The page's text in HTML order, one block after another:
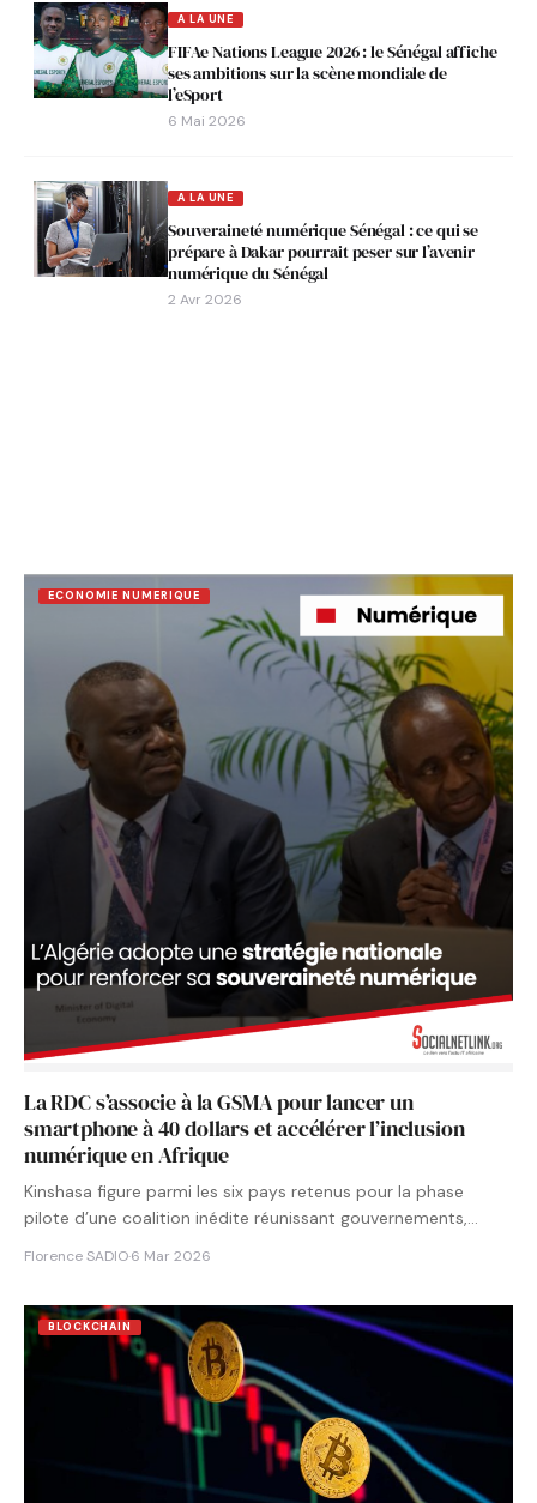
A LA UNE
FIFAe Nations League 2026 : le Sénégal affiche
ses ambitions sur la scène mondiale de
l’eSport
6 Mai 2026
A LA UNE
Souveraineté numérique Sénégal : ce qui se
prépare à Dakar pourrait peser sur l’avenir
numérique du Sénégal
2 Avr 2026
ECONOMIE NUMERIQUE
La RDC s’associe à la GSMA pour lancer un
smartphone à 40 dollars et accélérer l’inclusion
numérique en Afrique
Kinshasa figure parmi les six pays retenus pour la phase
pilote d’une coalition inédite réunissant gouvernements,
Florence SADIO·6 Mar 2026
BLOCKCHAIN